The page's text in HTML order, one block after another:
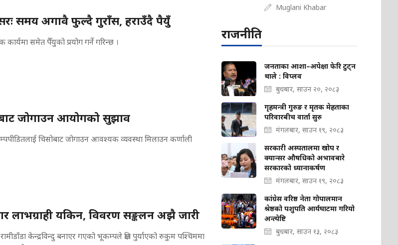
समय अगावै फुल्दै गुराँस, हराउँदै पैयुँ
कार्यमा समेत पैँयुको प्रयोग गर्ने गरिन्छ ।
जोगाउन आयोगको सुझाव
चिसोबाट जोगाउन आवश्यक व्यवस्था मिलाउन कर्णाली
लाभग्राही यकिन, विवरण सङ्कलन अझै जारी
केन्द्रविन्दु बनाएर गएको भूकम्पले क्षति पुर्याएको रुकुम पश्चिममा
Muglani Khabar
राजनीति
जनताका आशा–अपेक्षा फेरि टुट्न
थाले : विप्लव
बुधबार, साउन २०, २०८३
गृहमन्त्री गुरुङ र मृतक मेहताका
परिवारबीच वार्ता सुरु
मंगलबार, साउन १९, २०८३
सरकारी अस्पतालमा खोप र
क्यान्सर औषधिको अभावबारे
सरकारको ध्यानाकर्षण
मंगलबार, साउन १९, २०८३
कांग्रेस वरिष्ठ नेता गोपालमान
श्रेष्ठको पशुपति आर्यघाटमा गरियो
अन्त्येष्टि
बुधबार, साउन १३, २०८३